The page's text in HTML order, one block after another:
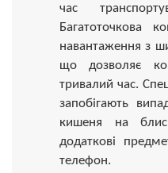
час
Багатоточкова
навантаження з
що дозволяє
тривалий час.
запобігають
кишеня на
додаткові
телефон.